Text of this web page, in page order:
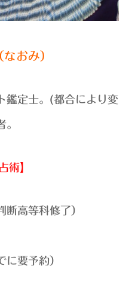
おみ）
鑑定士。(都合により変
術】
断高等科修了）
に要予約）